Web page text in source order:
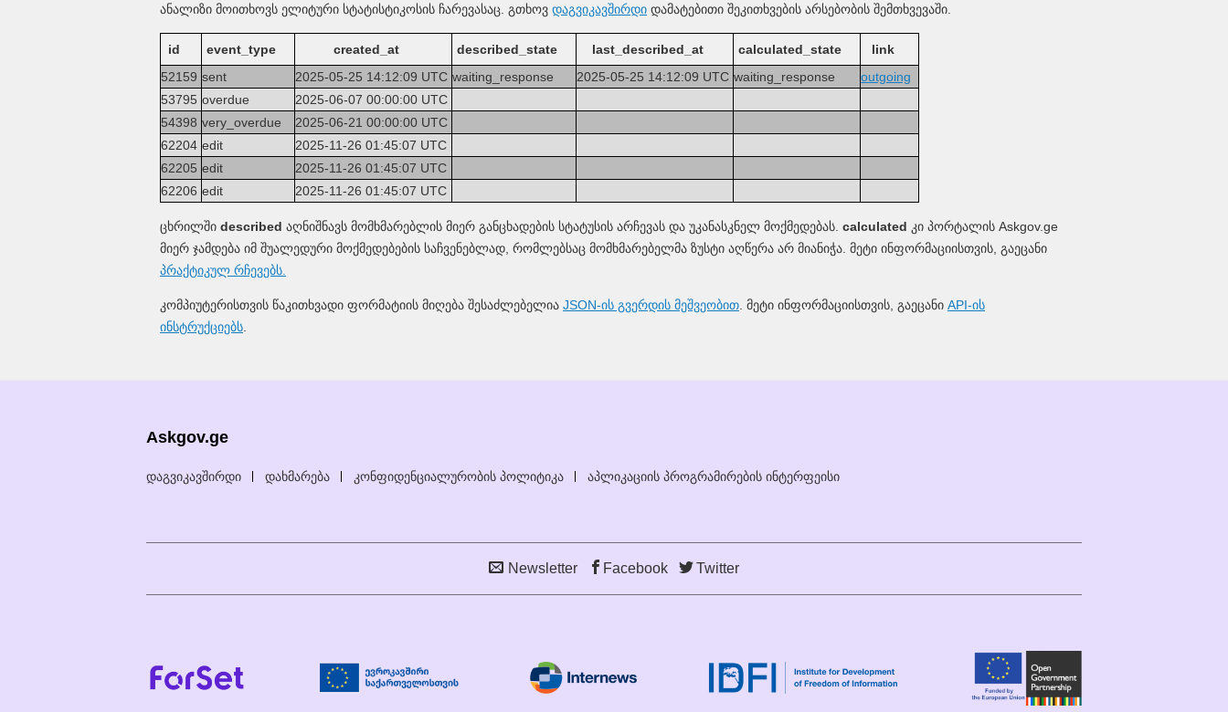
ანალიზი მოითხოვს ელიტური სტატისტიკოსის ჩარევასაც. გთხოვ დაგვიკავშირდი დამატებითი შეკითხვების არსებობის შემთხვევაში.
id event_type created_at described_state last_described_at calculated_state
link
52159 sent 2025-05-25 14:12:09 UTC waiting_response 2025-05-25 14:12:09 UTC waiting_response
outgoing
53795 overdue
2025-06-07 00:00:00 UTC
54398 very_overdue
2025-06-21 00:00:00 UTC
62204 edit
2025-11-26 01:45:07 UTC
62205 edit
2025-11-26 01:45:07 UTC
62206 edit 2025-11-26 01:45:07 UTC
ცხრილში described აღნიშნავს მომხმარებლის მიერ განცხადების სტატუსის არჩევას და უკანასკნელ მოქმედებას. calculated კი პორტალის Askgov.ge
მიერ ჯამდება იმ შუალედური მოქმედებების საჩვენებლად, რომლებსაც მომხმარებელმა ზუსტი აღწერა არ მიანიჭა. მეტი ინფორმაციისთვის, გაეცანი
პრაქტიკულ რჩევებს.
კომპიუტერისთვის წაკითხვადი ფორმატიის მიღება შესაძლებელია JSON-ის გვერდის მეშვეობით . მეტი ინფორმაციისთვის, გაეცანი API-ის
ინსტრუქციებს
Askgov.ge
დაგვიკავშირდი დახმარება კონფიდენციალურობის პოლიტიკა აპლიკაციის პროგრამირების ინტერფეისი
Newsletter Facebook Twitter